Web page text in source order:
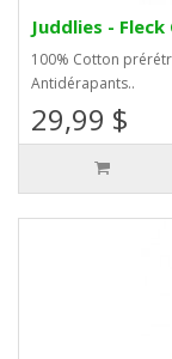
Juddlies -
100% Cotton
Antidérapants..
29,99 $